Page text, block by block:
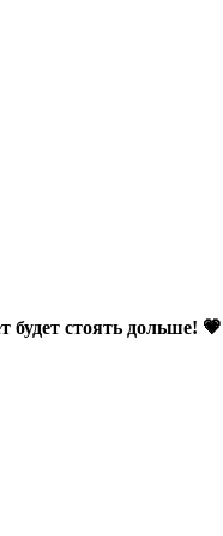
стоять дольше! 💗